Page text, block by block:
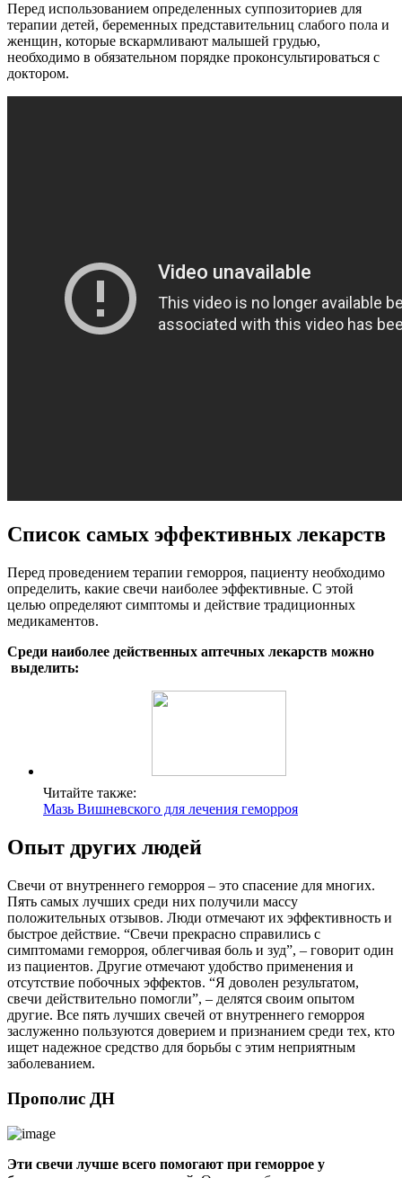
Перед использованием определенных суппозиториев для
терапии детей, беременных представительниц слабого пола и
женщин, которые вскармливают малышей грудью,
необходимо в обязательном порядке проконсультироваться с
доктором.
Список самых эффективных лекарств
Перед проведением терапии геморроя, пациенту необходимо
определить, какие свечи наиболее эффективные. С этой
целью определяют симптомы и действие традиционных
медикаментов.
Среди наиболее действенных аптечных лекарств можно
выделить:
Читайте также:
Мазь Вишневского для лечения геморроя
Опыт других людей
Свечи от внутреннего геморроя – это спасение для многих.
Пять самых лучших среди них получили массу
положительных отзывов. Люди отмечают их эффективность и
быстрое действие. “Свечи прекрасно справились с
симптомами геморроя, облегчивая боль и зуд”, – говорит один
из пациентов. Другие отмечают удобство применения и
отсутствие побочных эффектов. “Я доволен результатом,
свечи действительно помогли”, – делятся своим опытом
другие. Все пять лучших свечей от внутреннего геморроя
заслуженно пользуются доверием и признанием среди тех, кто
ищет надежное средство для борьбы с этим неприятным
заболеванием.
Прополис ДН
Эти свечи лучше всего помогают при геморрое у